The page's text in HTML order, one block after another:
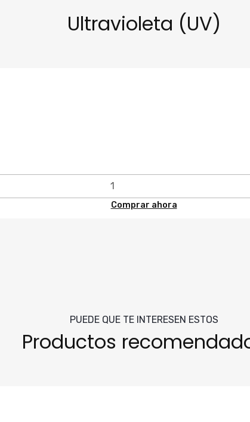
Ultravioleta (UV)
Comprar ahora
PUEDE QUE TE INTERESEN ESTOS
Productos